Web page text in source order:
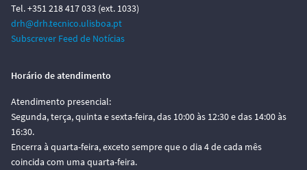
Tel. +351 218 417 033 (ext. 1033)
drh@drh.tecnico.ulisboa.pt
Subscrever Feed de Notícias
Horário de atendimento
Atendimento presencial:
Segunda, terça, quinta e sexta-feira, das 10:00 às 12:30 e das 14:00 às
16:30.
Encerra à quarta-feira, exceto sempre que o dia 4 de cada mês
coincida com uma quarta-feira.